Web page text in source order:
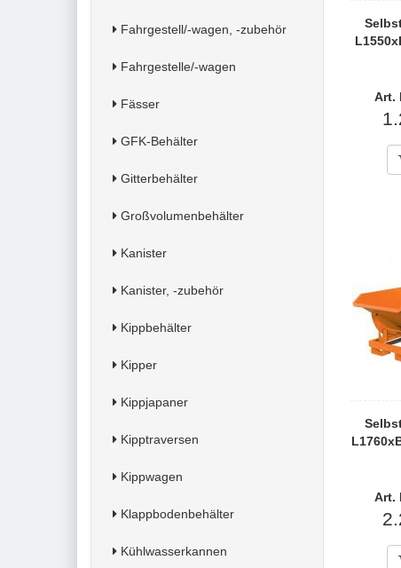
Fahrgestell/-wagen, -zubehör
Fahrgestelle/-wagen
Fässer
GFK-Behälter
Gitterbehälter
Großvolumenbehälter
Kanister
Kanister, -zubehör
Kippbehälter
Kipper
Kippjapaner
Kipptraversen
Kippwagen
Klappbodenbehälter
Kühlwasserkannen
Art.
Art.